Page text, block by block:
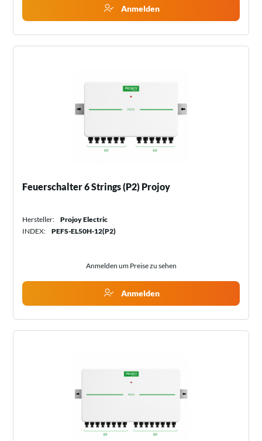
Anmelden
Feuerschalter 6 Strings (P2) Projoy
Hersteller:
Projoy Electric
INDEX:
PEFS-EL50H-12(P2)
Anmelden um Preise zu sehen
Anmelden